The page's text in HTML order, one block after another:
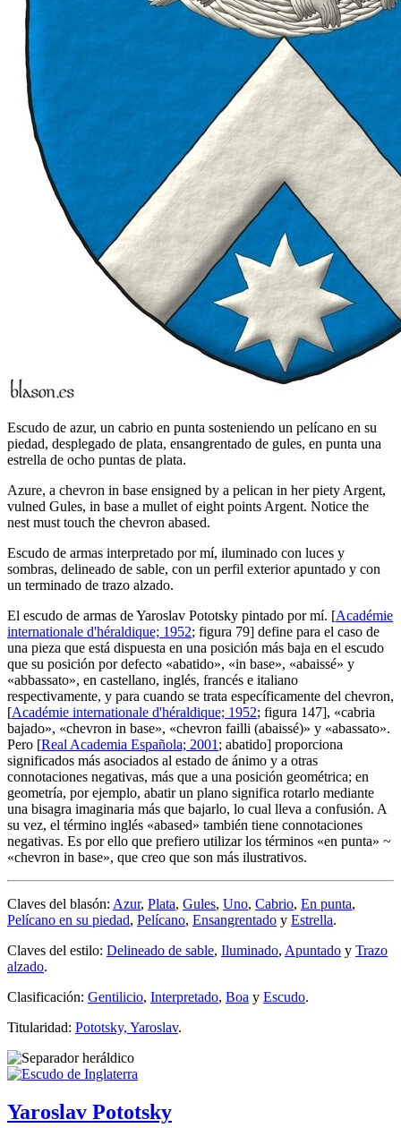
Escudo de azur, un cabrio en punta sosteniendo un pelícano en su
piedad, desplegado de plata, ensangrentado de gules, en punta una
estrella de ocho puntas de plata.
Azure, a chevron in base ensigned by a pelican in her piety Argent,
vulned Gules, in base a mullet of eight points Argent. Notice the
nest must touch the chevron abased.
Escudo de armas interpretado por mí, iluminado con luces y
sombras, delineado de sable, con un perfil exterior apuntado y con
un terminado de trazo alzado.
El escudo de armas de Yaroslav Pototsky pintado por mí. [Académie
internationale d'héraldique; 1952; figura 79] define para el caso de
una pieza que está dispuesta en una posición más baja en el escudo
que su posición por defecto «abatido», «in base», «abaissé» y
«abbassato», en castellano, inglés, francés e italiano
respectivamente, y para cuando se trata específicamente del chevron,
[Académie internationale d'héraldique; 1952; figura 147], «cabria
bajado», «chevron in base», «chevron failli (abaissé)» y «abassato».
Pero [Real Academia Española; 2001 ; abatido] proporciona
significados más asociados al estado de ánimo y a otras
connotaciones negativas, más que a una posición geométrica; en
geometría, por ejemplo, abatir un plano significa rotarlo mediante
una bisagra imaginaria más que bajarlo, lo cual lleva a confusión. A
su vez, el término inglés «abased» también tiene connotaciones
negativas. Es por ello que prefiero utilizar los términos «en punta» ~
«chevron in base», que creo que son más ilustrativos.
Claves del blasón: Azur, Plata, Gules, Uno, Cabrio, En punta,
Pelícano en su piedad, Pelícano, Ensangrentado y Estrella.
Claves del estilo: Delineado de sable, Iluminado, Apuntado y Trazo
alzado.
Clasificación: Gentilicio, Interpretado, Boa y Escudo.
Titularidad: Pototsky, Yaroslav.
Yaroslav Pototsky